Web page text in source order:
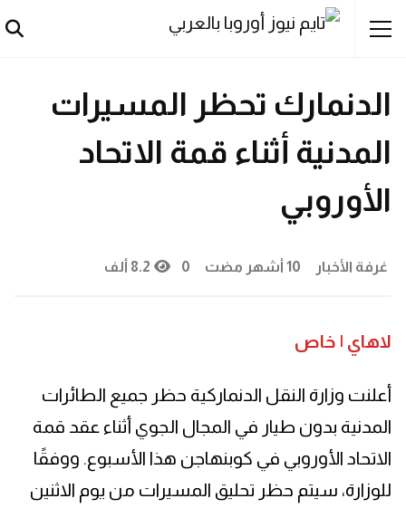
الدنمارك تحظر المسيرات
المدنية أثناء قمة الاتحاد
الأوروبي
غرفة الأخبار 10 أشهر مضت 0 8.2 ألف
لاهاي | خاص
أعلنت وزارة النقل الدنماركية حظر جميع الطائرات
المدنية بدون طيار في المجال الجوي أثناء عقد قمة
الاتحاد الأوروبي في كوبنهاجن هذا الأسبوع. ووفقًا
للوزارة، سيتم حظر تحليق المسيرات من يوم الاثنين